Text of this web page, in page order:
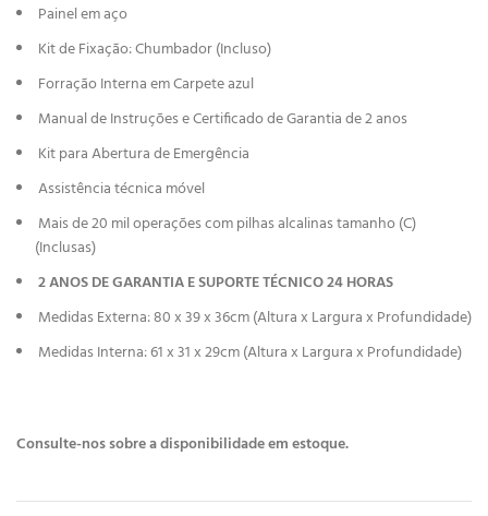
Painel em aço
Kit de Fixação: Chumbador (Incluso)
Forração Interna em Carpete azul
Manual de Instruções e Certificado de Garantia de 2 anos
Kit para Abertura de Emergência
Assistência técnica móvel
Mais de 20 mil operações com pilhas alcalinas tamanho (C)
(Inclusas)
2 ANOS DE GARANTIA E SUPORTE TÉCNICO 24 HORAS
Medidas Externa: 80 x 39 x 36cm (Altura x Largura x Profundidade)
Medidas Interna: 61 x 31 x 29cm (Altura x Largura x Profundidade)
Consulte-nos sobre a disponibilidade em estoque.